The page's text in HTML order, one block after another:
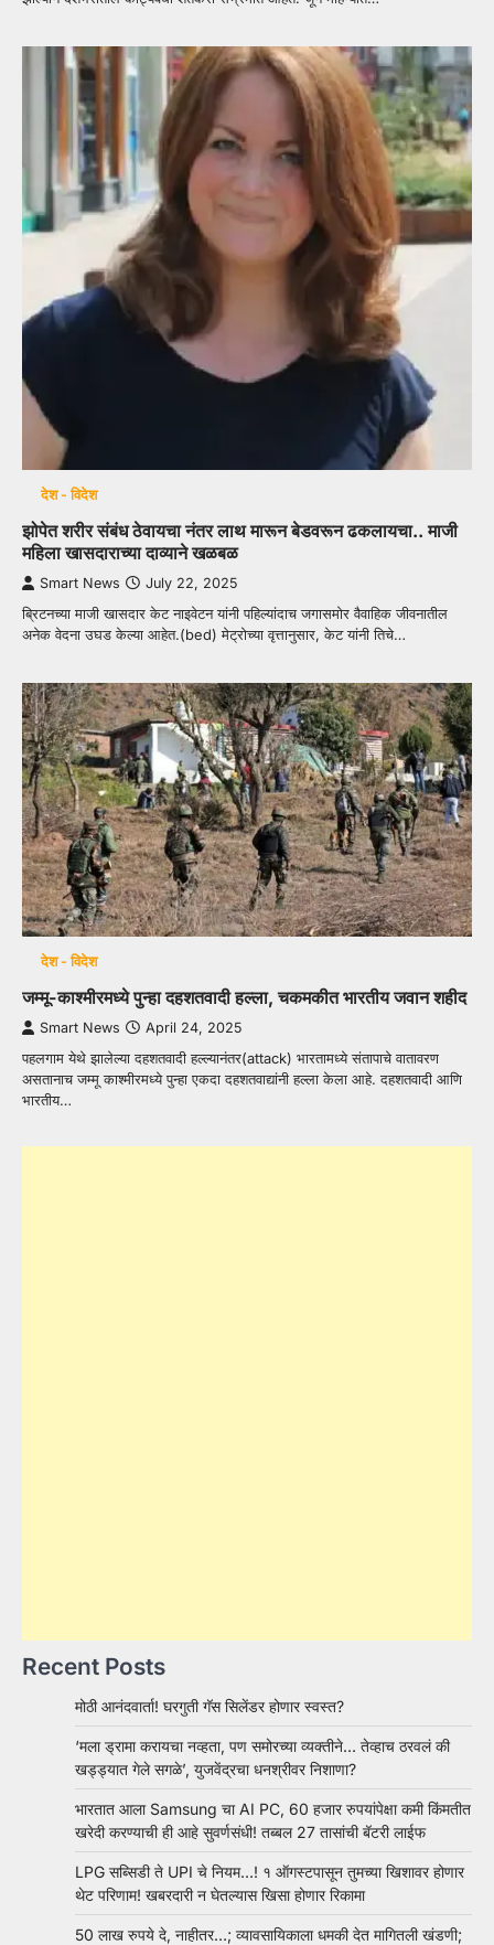
देश - विदेश
झोपेत शरीर संबंध ठेवायचा नंतर लाथ मारून बेडवरून ढकलायचा.. माजी
महिला खासदाराच्या दाव्याने खळबळ
Smart News July 22, 2025
ब्रिटनच्या माजी खासदार केट नाइवेटन यांनी पहिल्यांदाच जगासमोर वैवाहिक जीवनातील
अनेक वेदना उघड केल्या आहेत.(bed) मेट्रोच्या वृत्तानुसार, केट यांनी तिचे…
देश - विदेश
जम्मू-काश्मीरमध्ये पुन्हा दहशतवादी हल्ला, चकमकीत भारतीय जवान शहीद
Smart News April 24, 2025
पहलगाम येथे झालेल्या दहशतवादी हल्ल्यानंतर(attack) भारतामध्ये संतापाचे वातावरण
असतानाच जम्मू काश्मीरमध्ये पुन्हा एकदा दहशतवाद्यांनी हल्ला केला आहे. दहशतवादी आणि
भारतीय…
Recent Posts
मोठी आनंदवार्ता! घरगुती गॅस सिलेंडर होणार स्वस्त?
‘मला ड्रामा करायचा नव्हता, पण समोरच्या व्यक्तीने… तेव्हाच ठरवलं की
खड्ड्यात गेले सगळे’, युजवेंद्रचा धनश्रीवर निशाणा?
भारतात आला Samsung चा AI PC, 60 हजार रुपयांपेक्षा कमी किंमतीत
खरेदी करण्याची ही आहे सुवर्णसंधी! तब्बल 27 तासांची बॅटरी लाईफ
LPG सब्सिडी ते UPI चे नियम…! १ ऑगस्टपासून तुमच्या खिशावर होणार
थेट परिणाम! खबरदारी न घेतल्यास खिसा होणार रिकामा
50 लाख रुपये दे, नाहीतर…; व्यावसायिकाला धमकी देत मागितली खंडणी;